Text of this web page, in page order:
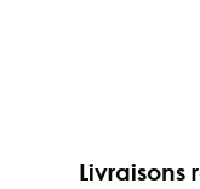
Livraisons